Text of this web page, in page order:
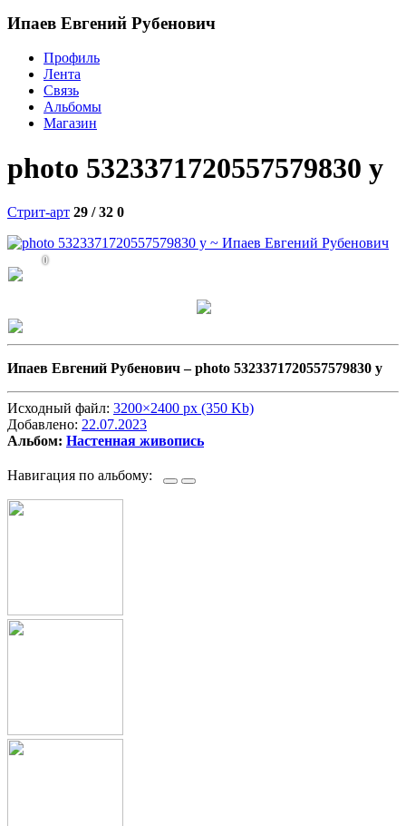
Ипаев Евгений Рубенович
Профиль
Лента
Связь
Альбомы
Магазин
photo 5323371720557579830 y
Стрит-арт 29 / 32 0
0
Ипаев Евгений Рубенович –photo 5323371720557579830 y
Исходный файл: 3200×2400 px (350 Kb)
Добавлено: 22.07.2023
Альбом: Настенная живопись
Навигация по альбому: